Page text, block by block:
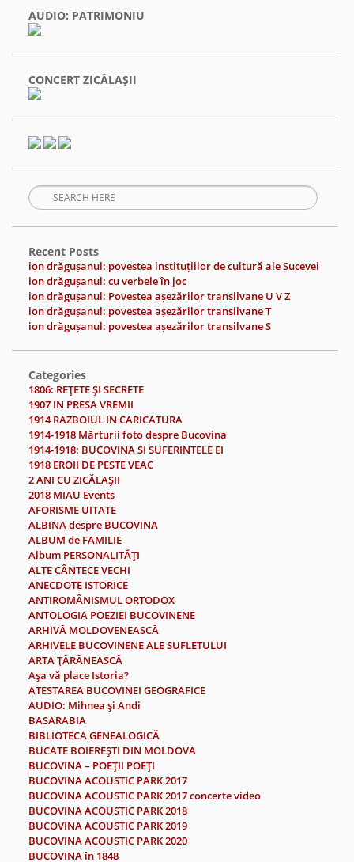
AUDIO: PATRIMONIU
CONCERT ZICĂLAŞII
Recent Posts
ion drăgușanul: povestea instituțiilor de cultură ale Sucevei
ion drăgușanul: cu verbele în joc
ion drăgușanul: Povestea așezărilor transilvane U V Z
ion drăgușanul: povestea așezărilor transilvane T
ion drăgușanul: povestea așezărilor transilvane S
Categories
1806: REŢETE ŞI SECRETE
1907 IN PRESA VREMII
1914 RAZBOIUL IN CARICATURA
1914-1918 Mărturii foto despre Bucovina
1914-1918: BUCOVINA SI SUFERINTELE EI
1918 EROII DE PESTE VEAC
2 ANI CU ZICĂLAŞII
2018 MIAU Events
AFORISME UITATE
ALBINA despre BUCOVINA
ALBUM de FAMILIE
Album PERSONALITĂŢI
ALTE CÂNTECE VECHI
ANECDOTE ISTORICE
ANTIROMÂNISMUL ORTODOX
ANTOLOGIA POEZIEI BUCOVINENE
ARHIVĂ MOLDOVENEASCĂ
ARHIVELE BUCOVINENE ALE SUFLETULUI
ARTA ŢĂRĂNEASCĂ
Aşa vă place Istoria?
ATESTAREA BUCOVINEI GEOGRAFICE
AUDIO: Mihnea şi Andi
BASARABIA
BIBLIOTECA GENEALOGICĂ
BUCATE BOIEREŞTI DIN MOLDOVA
BUCOVINA – POEŢII POEŢI
BUCOVINA ACOUSTIC PARK 2017
BUCOVINA ACOUSTIC PARK 2017 concerte video
BUCOVINA ACOUSTIC PARK 2018
BUCOVINA ACOUSTIC PARK 2019
BUCOVINA ACOUSTIC PARK 2020
BUCOVINA în 1848